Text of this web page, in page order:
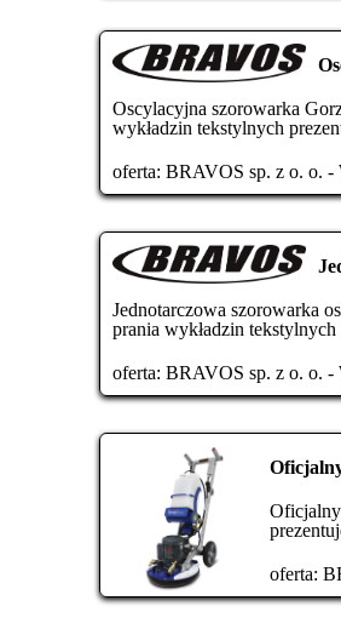
Oscylacyjna szorowarka
wykładzin tekstylnych
oferta: BRAVOS sp. z o. o. -
Jednotarczowa szorowarka
prania wykładzin
oferta: BRAVOS sp. z o. o. -
oferta: